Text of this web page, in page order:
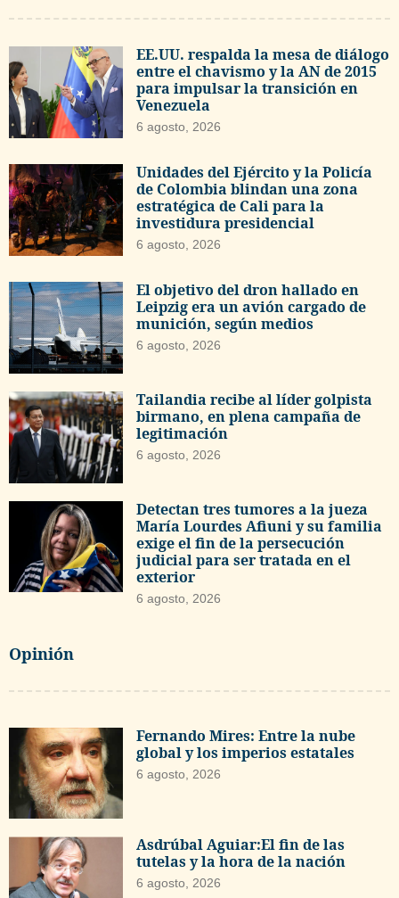
EE.UU. respalda la mesa de diálogo
entre el chavismo y la AN de 2015
para impulsar la transición en
Venezuela
6 agosto, 2026
Unidades del Ejército y la Policía
de Colombia blindan una zona
estratégica de Cali para la
investidura presidencial
6 agosto, 2026
El objetivo del dron hallado en
Leipzig era un avión cargado de
munición, según medios
6 agosto, 2026
Tailandia recibe al líder golpista
birmano, en plena campaña de
legitimación
6 agosto, 2026
Detectan tres tumores a la jueza
María Lourdes Afiuni y su familia
exige el fin de la persecución
judicial para ser tratada en el
exterior
6 agosto, 2026
Opinión
Fernando Mires: Entre la nube
global y los imperios estatales
6 agosto, 2026
Asdrúbal Aguiar:El fin de las
tutelas y la hora de la nación
6 agosto, 2026